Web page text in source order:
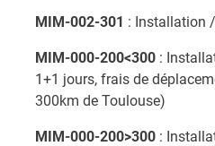
MIM-002-301 : Installation
MIM-000-200<300 :
1+1 jours, frais de
300km de Toulouse)
MIM-000-200>300 :